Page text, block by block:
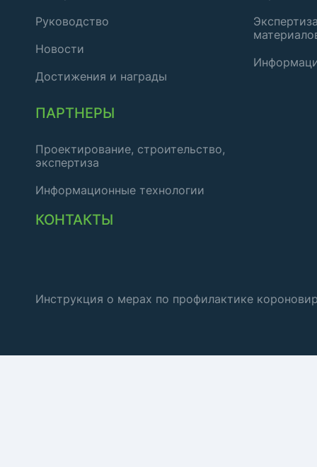
Руководство
Новости
Достижения и награды
ПАРТНЕРЫ
Проектирование, строительство,
экспертиза
Информационные технологии
КОНТАКТЫ
Инструкция о мерах по профилактике